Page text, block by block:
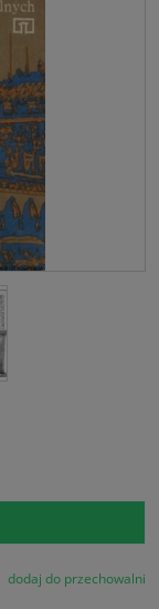
dodaj do przechowalni